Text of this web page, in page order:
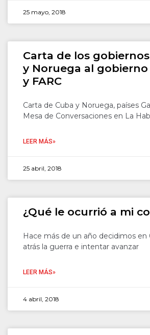
25 mayo, 2018
Carta de los
y Noruega al
y FARC
Carta de Cuba y Noruega, países
Mesa de Conversaciones en La
LEER MÁS»
25 abril, 2018
¿Qué le ocurrió a mi
Hace más de un año decidimos en
atrás la guerra e intentar avanzar
LEER MÁS»
4 abril, 2018